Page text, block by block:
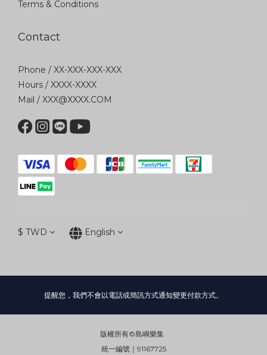
Terms & Conditions
Contact
Phone / XX-XXX-XXX-XXX
Hours / XXXX-XXXX
Mail / XXX@XXXX.COM
$ TWD English
提醒您，我們不會以電話或簡訊方式通知變更付款方式。
版權所有©島嶼樂集
統一編號｜91167725